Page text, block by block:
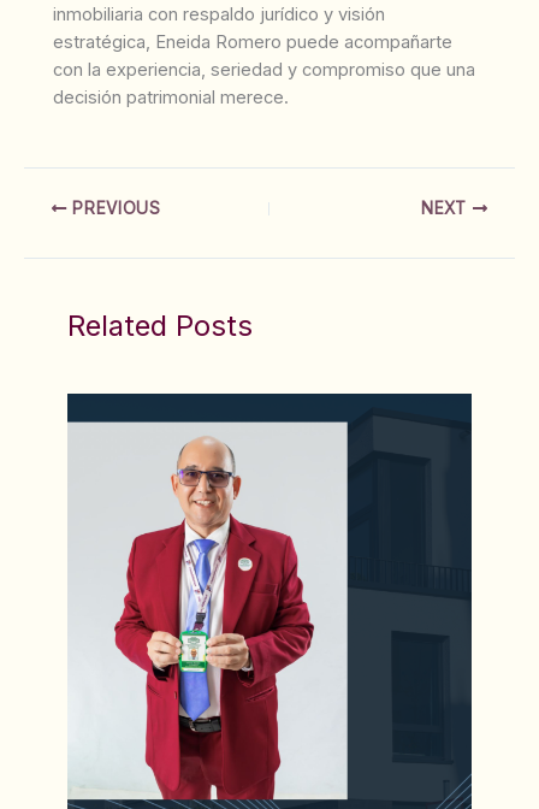
inmobiliaria con respaldo jurídico y visión
estratégica, Eneida Romero puede acompañarte
con la experiencia, seriedad y compromiso que una
decisión patrimonial merece.
PREVIOUS NEXT
Related Posts